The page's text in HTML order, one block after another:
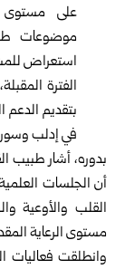
على مستوى
موضوعات
استعراض
الفترة
بتقديم
في إدلب
بدوره، أشار طبيب
أن الجلسات
القلب والأوعية
مستوى الرعاية
وانطلقت فعاليات